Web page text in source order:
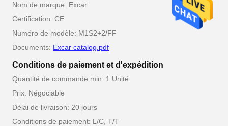
Nom de marque: Excar
Certification: CE
Numéro de modèle: M1S2+2/FF
Documents: Excar catalog.pdf
Conditions de paiement et d'expédition
Quantité de commande min: 1 Unité
Prix: Négociable
Délai de livraison: 20 jours
Conditions de paiement: L/C, T/T